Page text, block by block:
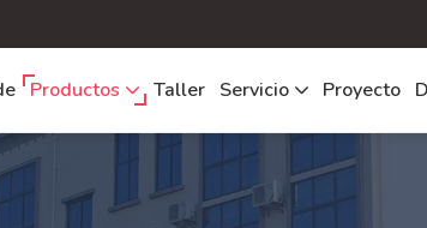
Productos Taller Servicio Proyecto